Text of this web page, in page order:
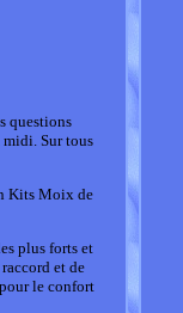
questions
Sur tous
Kits Moix de
plus forts et
et de
le confort